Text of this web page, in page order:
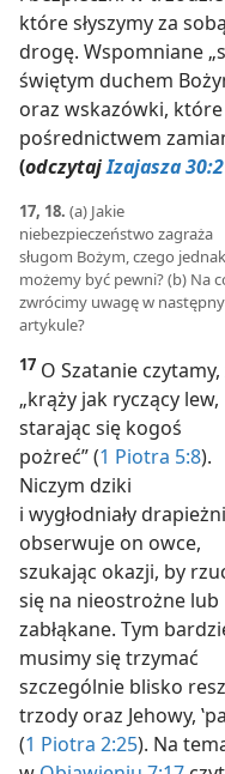
które słyszymy za
drogę. Wspomniane
świętym duchem
oraz wskazówki, które
pośrednictwem
(odczytajIzajasza
17, 18. (a) Jakie
niebezpieczeństwo zagraża
sługom Bożym, czego jednak
możemy być pewni? (b) Na
zwrócimy uwagę w
artykule?
17 O Szatanie czytamy,
„krąży jak ryczący lew,
starając się kogoś
pożreć” (1 Piotra 5:8).
Niczym dziki
i wygłodniały
obserwuje on owce,
szukając okazji, by
się na nieostrożne lub
zabłąkane. Tym
musimy się trzymać
szczególnie blisko
trzody oraz Jehowy,
(1 Piotra 2:25). Na